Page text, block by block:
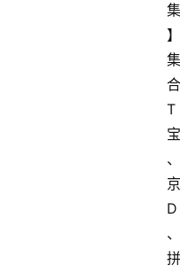
集
】
集
合
T
宝
、
京
D
、
拼